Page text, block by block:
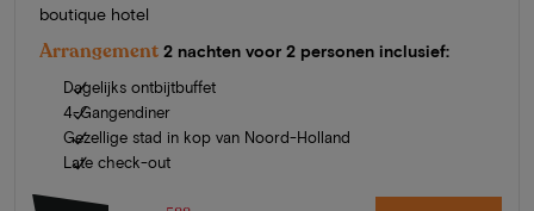
boutique hotel
Arrangement 2 nachten voor 2 personen inclusief:
Dagelijks ontbijtbuffet
4-Gangendiner
Gezellige stad in kop van Noord-Holland
Late check-out